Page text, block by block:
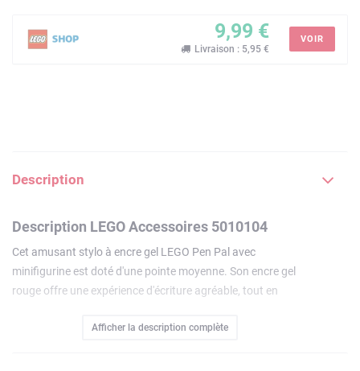
9,99 €
Livraison : 5,95 €
VOIR
Description
Description LEGO Accessoires 5010104
Cet amusant stylo à encre gel LEGO Pen Pal avec
minifigurine est doté d'une pointe moyenne. Son encre gel
rouge offre une expérience d'écriture agréable, tout en
pantalon noir peut être fixée sur le stylo grâce à la brique
Afficher la description complète